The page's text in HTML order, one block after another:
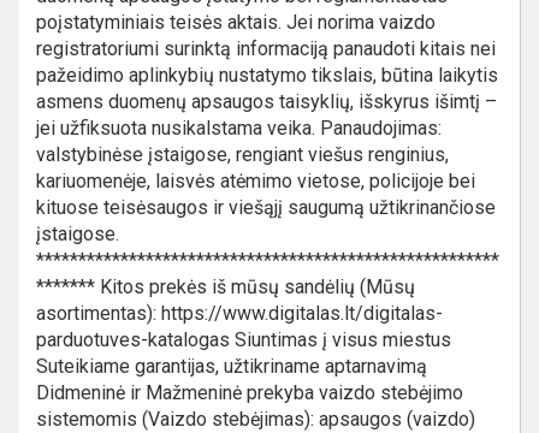
poįstatyminiais teisės aktais. Jei norima vaizdo
registratoriumi surinktą informaciją panaudoti kitais nei
pažeidimo aplinkybių nustatymo tikslais, būtina laikytis
asmens duomenų apsaugos taisyklių, išskyrus išimtį –
jei užfiksuota nusikalstama veika. Panaudojimas:
valstybinėse įstaigose, rengiant viešus renginius,
kariuomenėje, laisvės atėmimo vietose, policijoje bei
kituose teisėsaugos ir viešąjį saugumą užtikrinančiose
įstaigose.
*******************************************************
******* Kitos prekės iš mūsų sandėlių (Mūsų
asortimentas): https://www.digitalas.lt/digitalas-
parduotuves-katalogas Siuntimas į visus miestus
Suteikiame garantijas, užtikriname aptarnavimą
Didmeninė ir Mažmeninė prekyba vaizdo stebėjimo
sistemomis (Vaizdo stebėjimas): apsaugos (vaizdo)